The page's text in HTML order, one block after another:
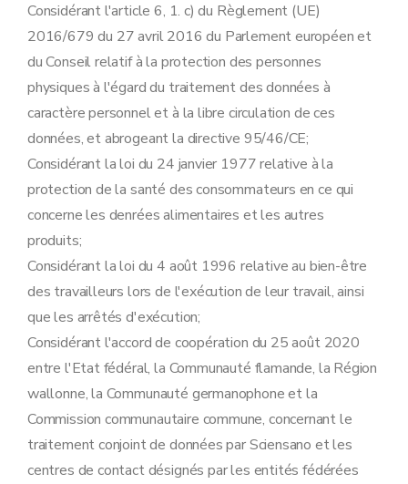
Considérant l'article 6, 1. c) du Règlement (UE)
2016/679 du 27 avril 2016 du Parlement européen et
du Conseil relatif à la protection des personnes
physiques à l'égard du traitement des données à
caractère personnel et à la libre circulation de ces
données, et abrogeant la directive 95/46/CE;
Considérant la loi du 24 janvier 1977 relative à la
protection de la santé des consommateurs en ce qui
concerne les denrées alimentaires et les autres
produits;
Considérant la loi du 4 août 1996 relative au bien-être
des travailleurs lors de l'exécution de leur travail, ainsi
que les arrêtés d'exécution;
Considérant l'accord de coopération du 25 août 2020
entre l'Etat fédéral, la Communauté flamande, la Région
wallonne, la Communauté germanophone et la
Commission communautaire commune, concernant le
traitement conjoint de données par Sciensano et les
centres de contact désignés par les entités fédérées